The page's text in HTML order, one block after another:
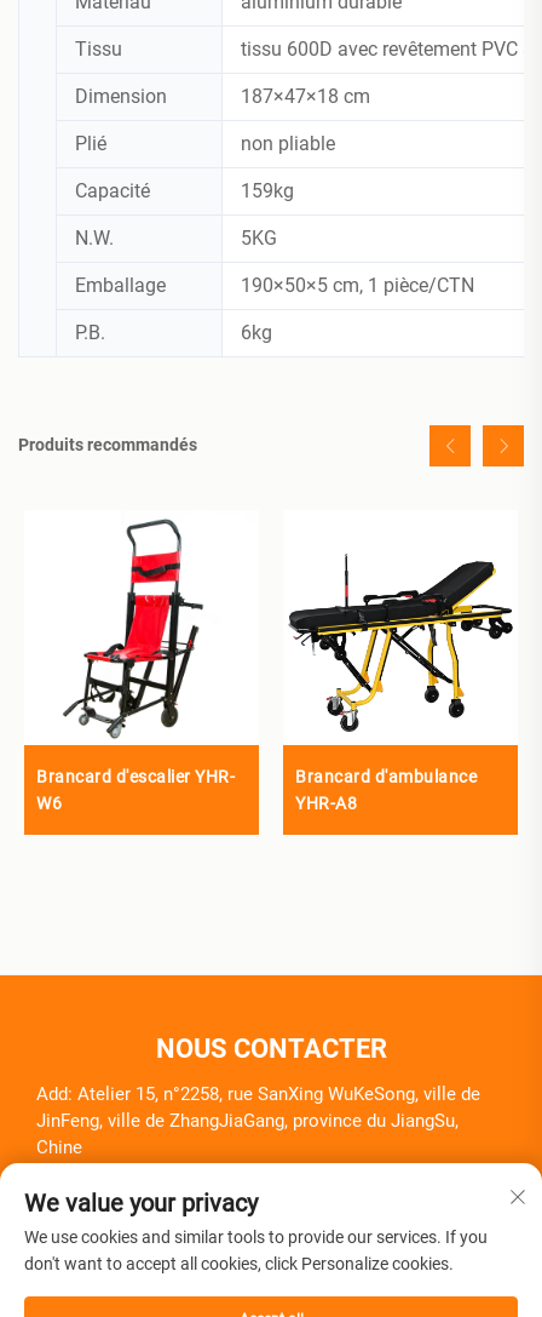
Tissu tissu 600D avec revêtement PVC
Dimension 187×47×18 cm
Plié non pliable
Capacité 159kg
N.W. 5KG
Emballage 190×50×5 cm, 1 pièce/CTN
P.B. 6kg
Produits recommandés
Brancard d'escalier YHR-
W6
Brancard d'ambulance
YHR-A8
NOUS CONTACTER
Add: Atelier 15, n°2258, rue SanXing WuKeSong, ville de
JinFeng, ville de ZhangJiaGang, province du JiangSu,
Chine
[email protected]
We value your privacy
We use cookies and similar tools to provide our services. If you
don't want to accept all cookies, click Personalize cookies.